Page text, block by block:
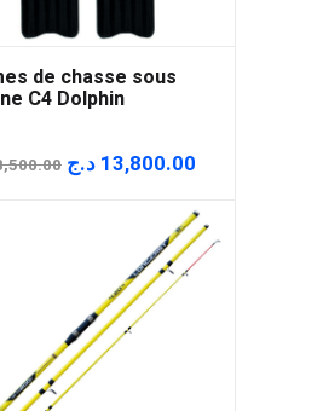
de chasse sous
C4 Dolphin
Le 13,800.00 د.ج
actuel
est :